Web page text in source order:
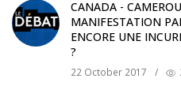
CANADA -
MANIFESTATION
ENCORE UNE
?
22 October 2017 /